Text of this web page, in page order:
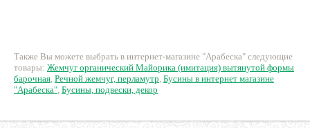
Также Вы можете выбрать в интернет-магазине "Арабеска" следующие
товары: Жемчуг органический Майорика (имитация) вытянутой формы
барочная, Речной жемчуг, перламутр, Бусины в интернет магазине
"Арабеска", Бусины, подвески, декор